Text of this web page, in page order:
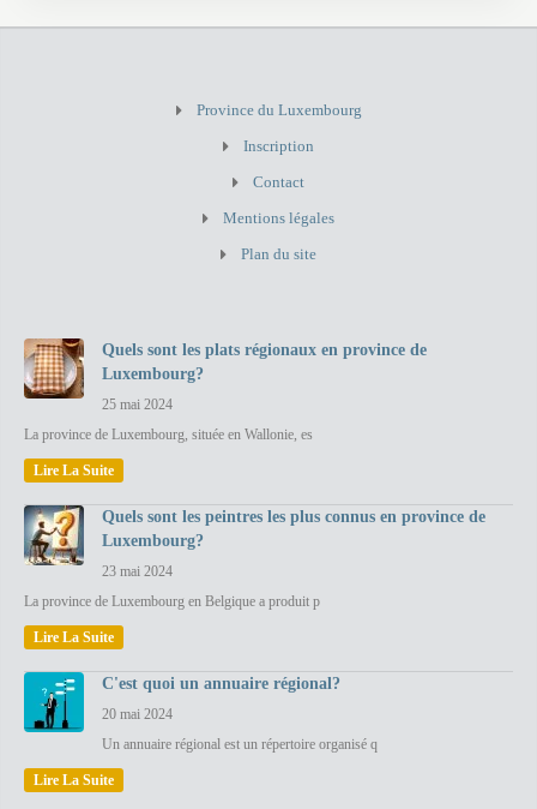
Province du Luxembourg
Inscription
Contact
Mentions légales
Plan du site
Quels sont les plats régionaux en province de
Luxembourg?
25 mai 2024
La province de Luxembourg, située en Wallonie, es
Lire La Suite
Quels sont les peintres les plus connus en province de
Luxembourg?
23 mai 2024
La province de Luxembourg en Belgique a produit p
Lire La Suite
C'est quoi un annuaire régional?
20 mai 2024
Un annuaire régional est un répertoire organisé q
Lire La Suite